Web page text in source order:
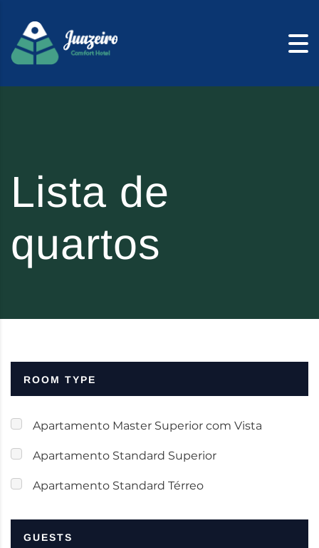
Lista de
quartos
ROOM TYPE
Apartamento Master Superior com Vista
Apartamento Standard Superior
Apartamento Standard Térreo
GUESTS